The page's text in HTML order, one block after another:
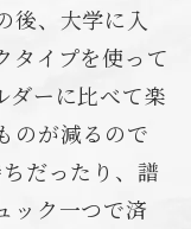
後、大学に入
タイプを使って
ダーに比べて楽
のが減るので
だったり、譜
ック一つで済